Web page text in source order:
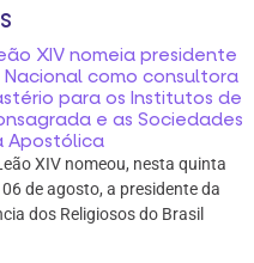
XIV nomeia presidente
Nacional como consultora
para os Institutos de
e as Sociedades
Apostólica
XIV nomeou, nesta quinta
de agosto, a presidente da
dos Religiosos do Brasil